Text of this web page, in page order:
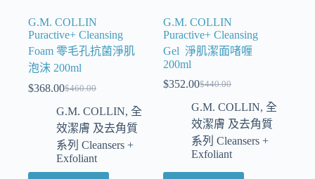
G.M. COLLIN
Puractive+ Cleansing
Foam 零毛孔抗菌淨肌
泡沫 200ml
$460.00
$368.00
G.M. COLLIN, 全
效潔膚 及去角質
系列 Cleansers +
Exfoliant
G.M. COLLIN
Puractive+ Cleansing
Gel 淨肌潔面啫喱
200ml
$440.00
$352.00
G.M. COLLIN,全
效潔膚 及去角質
系列 Cleansers +
Exfoliant